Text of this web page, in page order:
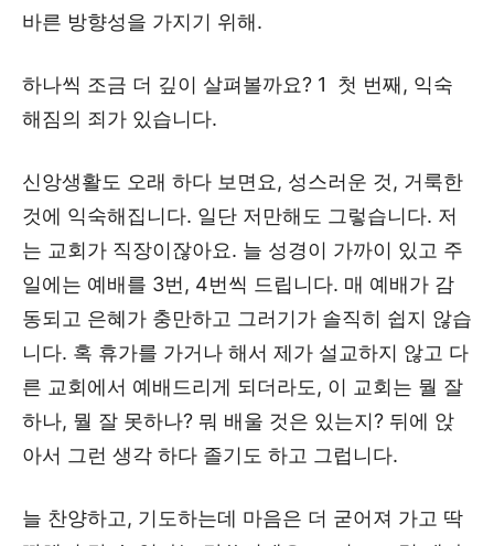
바른 방향성을 가지기 위해.
하나씩 조금 더 깊이 살펴볼까요? 1 첫 번째, 익숙
해짐의 죄가 있습니다.
신앙생활도 오래 하다 보면요, 성스러운 것, 거룩한
것에 익숙해집니다. 일단 저만해도 그렇습니다. 저
는 교회가 직장이잖아요. 늘 성경이 가까이 있고 주
일에는 예배를 3번, 4번씩 드립니다. 매 예배가 감
동되고 은혜가 충만하고 그러기가 솔직히 쉽지 않습
니다. 혹 휴가를 가거나 해서 제가 설교하지 않고 다
른 교회에서 예배드리게 되더라도, 이 교회는 뭘 잘
하나, 뭘 잘 못하나? 뭐 배울 것은 있는지? 뒤에 앉
아서 그런 생각 하다 졸기도 하고 그럽니다.
늘 찬양하고, 기도하는데 마음은 더 굳어져 가고 딱